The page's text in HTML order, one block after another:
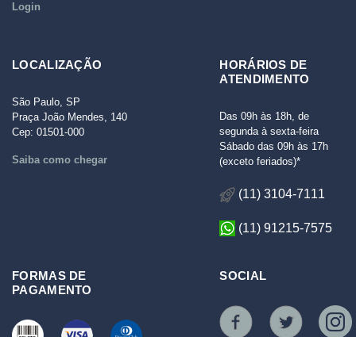
Login
LOCALIZAÇÃO
São Paulo, SP
Praça João Mendes, 140
Cep: 01501-000
Saiba como chegar
HORÁRIOS DE
ATENDIMENTO
Das 09h às 18h, de
segunda à sexta-feira
Sábado das 09h às 17h
(exceto feriados)*
(11) 3104-7111
(11) 91215-7575
FORMAS DE
PAGAMENTO
SOCIAL